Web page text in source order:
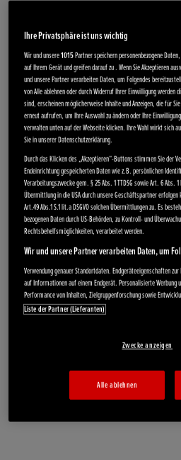
Ihre Privatsphäre ist uns wichtig
Wir und unsere1015Partner speichern personenbezogene
auf Ihrem Gerät und greifen darauf zu . Wenn Sie Akzeptieren
und unsere Partner verarbeiten Daten, um Folgendes
von Alle ablehnen oder durch Widerruf Ihrer Einwilligung werden
sind, erscheinen möglicherweise Inhalte und Anzeigen, die für
erneut aufrufen, um Ihre Auswahl zu ändern oder Ihre
verwalten unten auf der Webseite klicken. Ihre Wahl wirkt sich
Sie in unserer Datenschutzerklärung.
Durch das Klicken des „Akzeptieren“-Buttons stimmen Sie der
Endeinrichtung gespeicherten Daten wie z.B. persönlichen
Verarbeitungszwecke gem. § 25 Abs. 1 TTDSG sowie Art. 6 Abs.
Übermittlung in die USA durch unsere Geschäftspartner
Art.49 Abs.1 S.1 lit.a DSGVO solchen Übermittlungen zu. Es
bezogenen Daten durch US-Behörden, zu Kontroll- und
Rechtsbehelfsmöglichkeiten, verarbeitet werden.
Wir und unsere Partner verarbeiten Daten, um
Verwendung genauer Standortdaten. Endgeräteeigenschaften
auf Informationen auf einem Endgerät. Personalisierte Werbung
Performance von Inhalten, Zielgruppenforschung sowie
Liste der Partner (Lieferanten)
Zwecke anzeigen
Alle ablehnen